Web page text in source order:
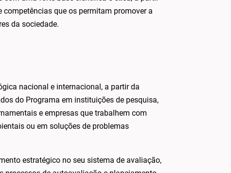
que os permitam promover a
da sociedade.
nacional e internacional, a partir da
do Programa em instituições de pesquisa,
e empresas que trabalhem com
ou em soluções de problemas
estratégico no seu sistema de avaliação,